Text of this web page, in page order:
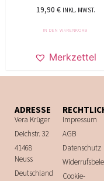
19,90 € INKL. MWST.
IN DEN WARENKORB
Merkzettel
ADRESSE
Vera Krüger
Deichstr. 32
41468
Neuss
Deutschland
Impressum
AGB
Datenschutz
Cookie-